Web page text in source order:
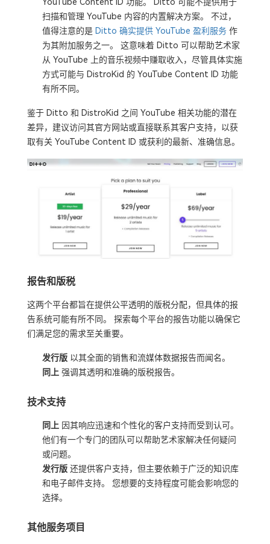
扫描和管理 YouTube 内容的内置解决方案。 不过，
值得注意的是 Ditto 确实提供 YouTube 盈利服务作
为其附加服务之一。 这意味着 Ditto 可以帮助艺术家
从 YouTube 上的音乐视频中赚取收入，尽管具体实施
方式可能与 DistroKid 的 YouTube Content ID 功能
有所不同。
鉴于 Ditto 和 DistroKid 之间 YouTube 相关功能的潜在
差异，建议访问其官方网站或直接联系其客户支持，以获
取有关 YouTube Content ID 或获利的最新、准确信息。
报告和版税
这两个平台都旨在提供公平透明的版税分配，但具体的报
告系统可能有所不同。 探索每个平台的报告功能以确保它
们满足您的需求至关重要。
发行版 以其全面的销售和流媒体数据报告而闻名。
同上 强调其透明和准确的版税报告。
技术支持
同上 因其响应迅速和个性化的客户支持而受到认可。
他们有一个专门的团队可以帮助艺术家解决任何疑问
或问题。
发行版 还提供客户支持，但主要依赖于广泛的知识库
和电子邮件支持。 您想要的支持程度可能会影响您的
选择。
其他服务项目